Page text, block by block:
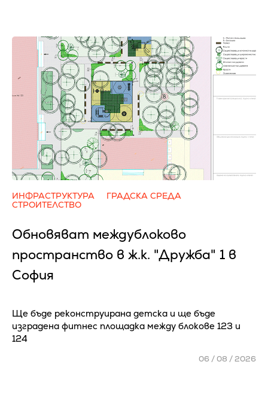
ИНФРАСТРУКТУРА
ГРАДСКА СРЕДА
СТРОИТЕЛСТВО
Обновяват междублоково
пространство в ж.к. "Дружба" 1 в
София
Ще бъде реконструирана детска и ще бъде
изградена фитнес площадка между блокове 123 и
124
06 / 08 / 2026